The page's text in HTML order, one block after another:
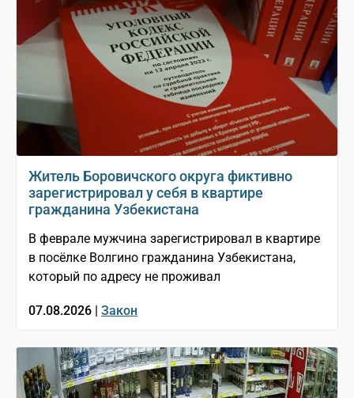
Житель Боровичского округа фиктивно
зарегистрировал у себя в квартире
гражданина Узбекистана
В феврале мужчина зарегистрировал в квартире
в посёлке Волгино гражданина Узбекистана,
который по адресу не проживал
07.08.2026 | Закон